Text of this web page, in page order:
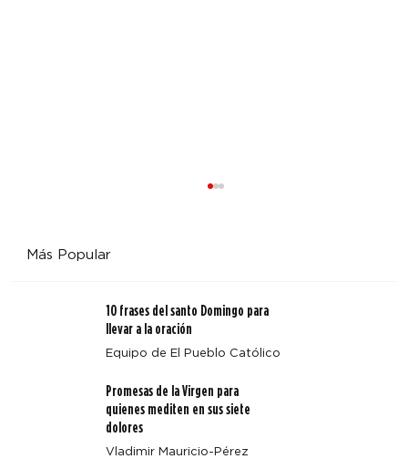
Arquidiócesis de Denver emite un aviso sobre Octavio
Más Popular
10 frases del santo Domingo para
llevar a la oración
Equipo de El Pueblo Católico
Promesas de la Virgen para
quienes mediten en sus siete
dolores
Vladimir Mauricio-Pérez